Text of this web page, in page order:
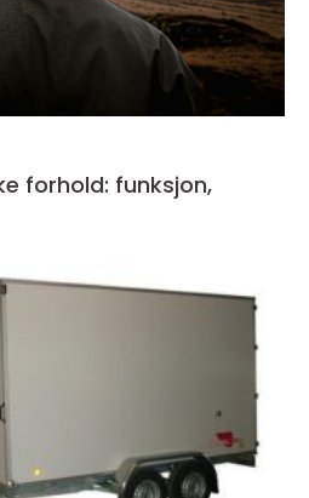
forhold: funksjon,